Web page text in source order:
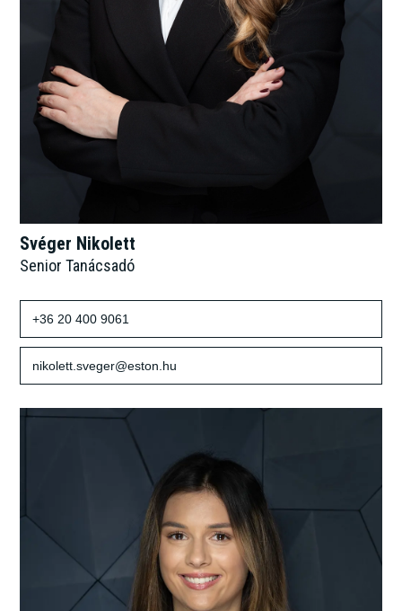
Svéger Nikolett
Senior Tanácsadó
+36 20 400 9061
nikolett.sveger@eston.hu